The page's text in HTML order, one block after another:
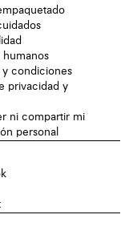
humanos
y condiciones
privacidad y
ni compartir mi
personal